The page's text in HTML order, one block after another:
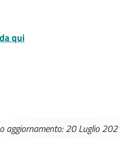
qui
aggiornamento: 20 Luglio